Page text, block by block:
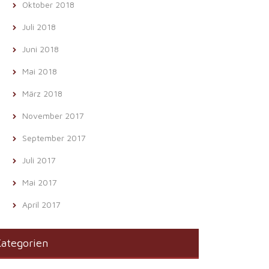
Oktober 2018
Juli 2018
Juni 2018
Mai 2018
März 2018
November 2017
September 2017
Juli 2017
Mai 2017
April 2017